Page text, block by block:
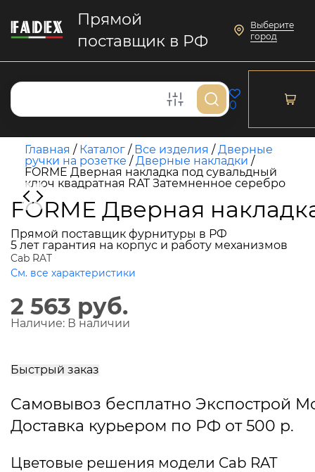
Прямой
поставщик в РФ
Выберите
город
0
Главная / Каталог / Все изделия /Дверные
ручки на розетке /Дверные накладки /
FORME Дверная накладка под сувальдный
ключ квадратная RAT Затемненное серебро
FORME Дверная
Прямой поставщик фурнитуры в РФ
5 лет гарантия на корпус и работу механизмов
Cab RAT
См. все характеристики
2 563 руб.
Наличие: В наличии
Быстрый заказ
Самовывоз бесплатно Экспострой
Доставка курьером по РФ от 500 р.
Цветовые решения модели Cab RAT